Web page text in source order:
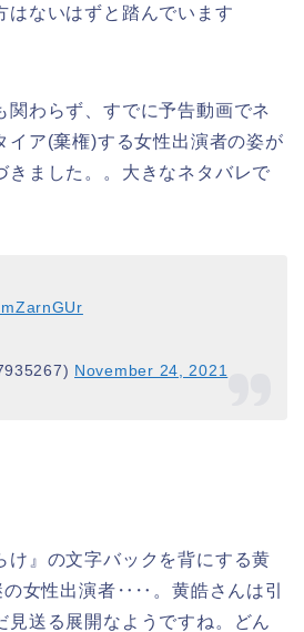
はないはずと踏んでいます
関わらず、すでに予告動画でネ
イア(棄権)する女性出演者の姿が
きました。。大きなネタバレで
November 24, 2021
け』の文字バックを背にする黄
女性出演者‥‥。黄皓さんは引
見送る展開なようですね。どん